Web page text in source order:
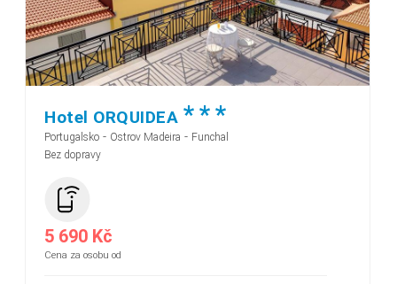
Hotel ORQUIDEA ***
Portugalsko - Ostrov Madeira - Funchal
Bez dopravy
5 690 Kč
Cena za osobu od